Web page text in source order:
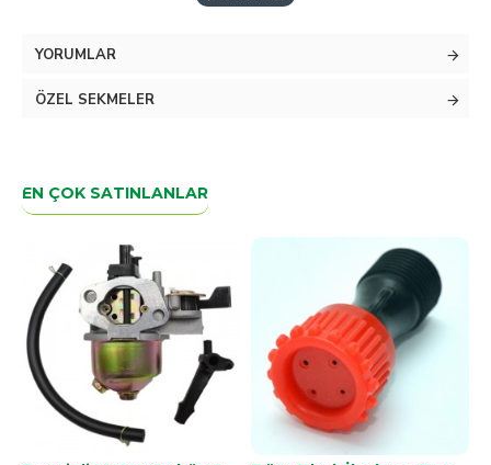
YORUMLAR
ÖZEL SEKMELER
EN ÇOK SATINLANLAR